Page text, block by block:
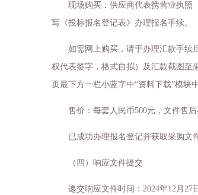
现场购买：供应商代表携营业执照
写《投标报名登记表》办理报名手续。
如需网上购买，请于办理汇款手续
权代表签字，格式自拟）及汇款截图至
页最下方一栏小蓝字中“资料下载”模块
售价：每套人民币500元，文件售后
已成功办理报名登记并获取采购文
（四）响应文件提交
递交响应文件时间： 2024年12月 27